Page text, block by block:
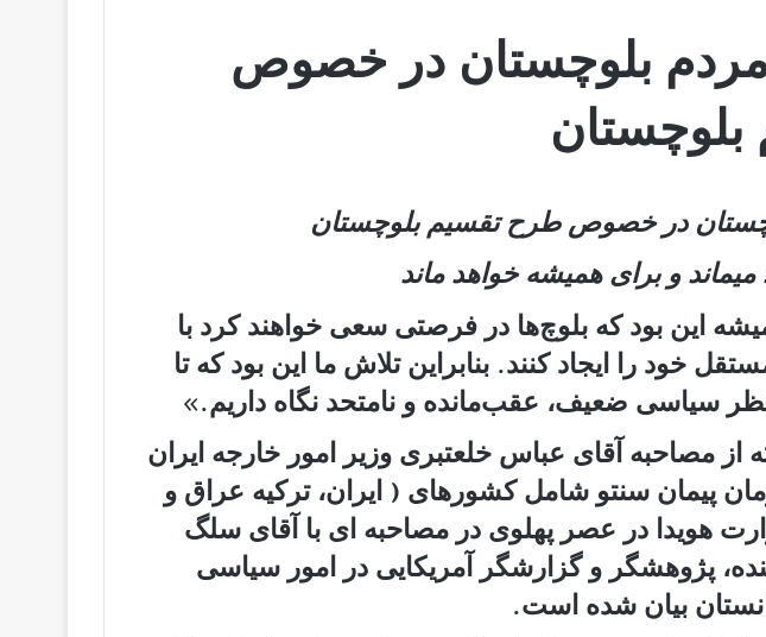
مردم بلوچستان در خصوص
در خصوص طرح تقسیم بلوچستان
و برای همیشه خواهد ماند
این بود که بلوچ‌ها در فرصتی سعی خواهند کرد با
خود را ایجاد کنند. بنابراین تلاش ما این بود که تا
سیاسی ضعیف، عقب‌مانده و نامتحد نگاه داریم.»
از مصاحبه آقای عباس خلعتبری وزیر امور خارجه ایران
پیمان سنتو شامل کشورهای ( ایران، ترکیه عراق و
هویدا در عصر پهلوی در مصاحبه ای با آقای سلگ
پژوهشگر و گزارشگر آمریکایی در امور سیاسی
بیان شده است.